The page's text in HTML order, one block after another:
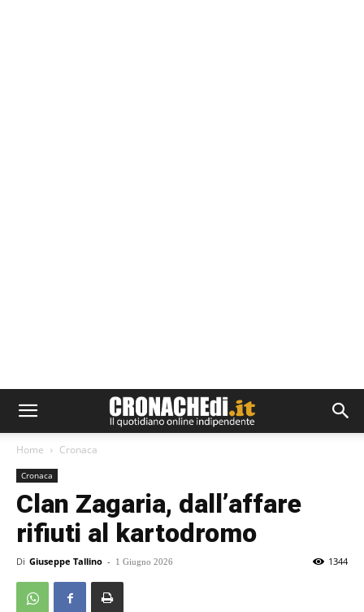
Home Cronaca
Cronaca
Clan Zagaria, dall’affare
rifiuti al kartodromo
Di Giuseppe Tallino - 1 Giugno 2026 1344